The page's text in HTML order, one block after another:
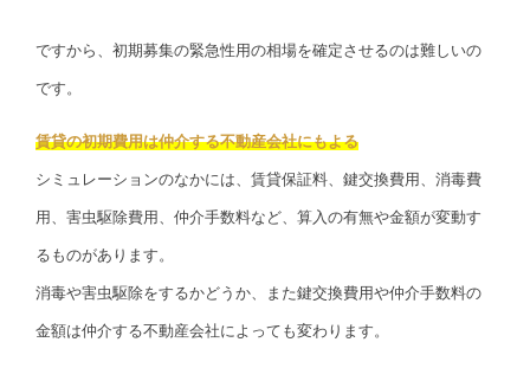
ですから、初期募集の緊急性用の相場を確定させるのは難しいの
です。
賃貸の初期費用は仲介する不動産会社にもよる
シミュレーションのなかには、賃貸保証料、鍵交換費用、消毒費
用、害虫駆除費用、仲介手数料など、算入の有無や金額が変動す
るものがあります。
消毒や害虫駆除をするかどうか、また鍵交換費用や仲介手数料の
金額は仲介する不動産会社によっても変わります。